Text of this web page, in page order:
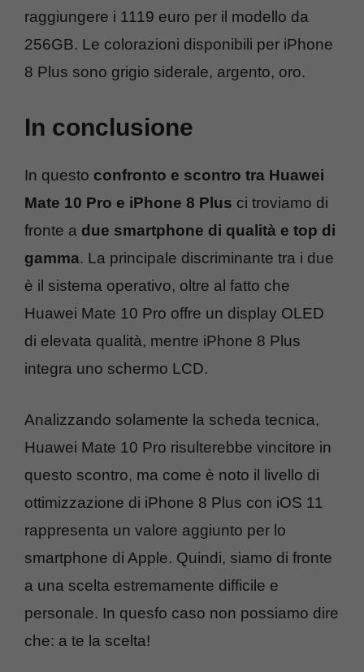
raggiungere i 1119 euro per il modello da
256GB. Le colorazioni disponibili per iPhone
8 Plus sono grigio siderale, argento, oro.
In conclusione
In questo confronto e scontro tra Huawei
Mate 10 Pro e iPhone 8 Plus ci troviamo di
fronte a due smartphone di qualità e top di
gamma. La principale discriminante tra i due
è il sistema operativo, oltre al fatto che
Huawei Mate 10 Pro offre un display OLED
di elevata qualità, mentre iPhone 8 Plus
integra uno schermo LCD.
Analizzando solamente la scheda tecnica,
Huawei Mate 10 Pro risulterebbe vincitore in
questo scontro, ma come è noto il livello di
ottimizzazione di iPhone 8 Plus con iOS 11
rappresenta un valore aggiunto per lo
smartphone di Apple. Quindi, siamo di fronte
a una scelta estremamente difficile e
personale. In quesfo caso non possiamo dire
che: a te la scelta!